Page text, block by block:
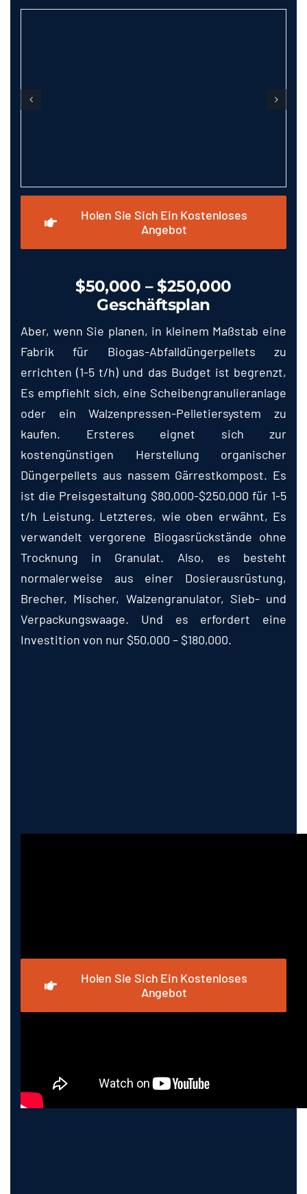
Holen Sie Sich Ein Kostenloses
Angebot
$50,000 – $250,000
Geschäftsplan
Aber, wenn Sie planen, in kleinem Maßstab eine
Fabrik für Biogas-Abfalldüngerpellets zu
errichten (1-5 t/h) und das Budget ist begrenzt,
Es empfiehlt sich, eine Scheibengranulieranlage
oder ein Walzenpressen-Pelletiersystem zu
kaufen. Ersteres eignet sich zur
kostengünstigen Herstellung organischer
Düngerpellets aus nassem Gärrestkompost. Es
ist die Preisgestaltung $80,000-$250,000 für 1-5
t/h Leistung. Letzteres, wie oben erwähnt, Es
verwandelt vergorene Biogasrückstände ohne
Trocknung in Granulat. Also, es besteht
normalerweise aus einer Dosierausrüstung,
Brecher, Mischer, Walzengranulator, Sieb- und
Verpackungswaage. Und es erfordert eine
Investition von nur $50,000 – $180,000.
Holen Sie Sich Ein Kostenloses
Angebot